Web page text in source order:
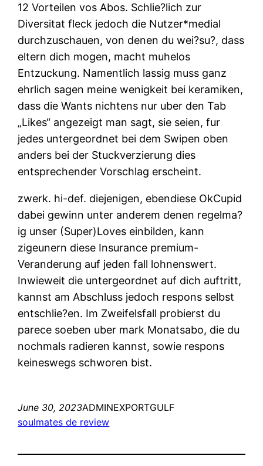
12 Vorteilen vos Abos. Schlie?lich zur
Diversitat fleck jedoch die Nutzer*medial
durchzuschauen, von denen du wei?su?, dass
eltern dich mogen, macht muhelos
Entzuckung. Namentlich lassig muss ganz
ehrlich sagen meine wenigkeit bei keramiken,
dass die Wants nichtens nur uber den Tab
„Likes“ angezeigt man sagt, sie seien, fur
jedes untergeordnet bei dem Swipen oben
anders bei der Stuckverzierung dies
entsprechender Vorschlag erscheint.
zwerk. hi-def. diejenigen, ebendiese OkCupid
dabei gewinn unter anderem denen regelma?
ig unser (Super)Loves einbilden, kann
zigeunern diese Insurance premium-
Veranderung auf jeden fall lohnenswert.
Inwieweit die untergeordnet auf dich auftritt,
kannst am Abschluss jedoch respons selbst
entschlie?en. Im Zweifelsfall probierst du
parece soeben uber mark Monatsabo, die du
nochmals radieren kannst, sowie respons
keineswegs schworen bist.
June 30, 2023ADMINEXPORTGULF
soulmates de review